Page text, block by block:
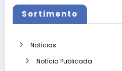
Sortimento
Notícias
Notícia Publicada